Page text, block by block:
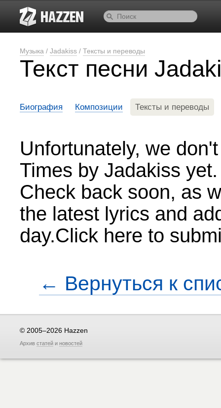
Музыка / Jadakiss / Тексты и переводы
Текст песни
Биография Композиции Тексты и переводы
Unfortunately, we
Times by Jadakiss yet.
Check back soon, as
the latest lyrics and
day.Click here to
← Вернуться к
© 2005–2026 Hazzen
Архив статей и новостей